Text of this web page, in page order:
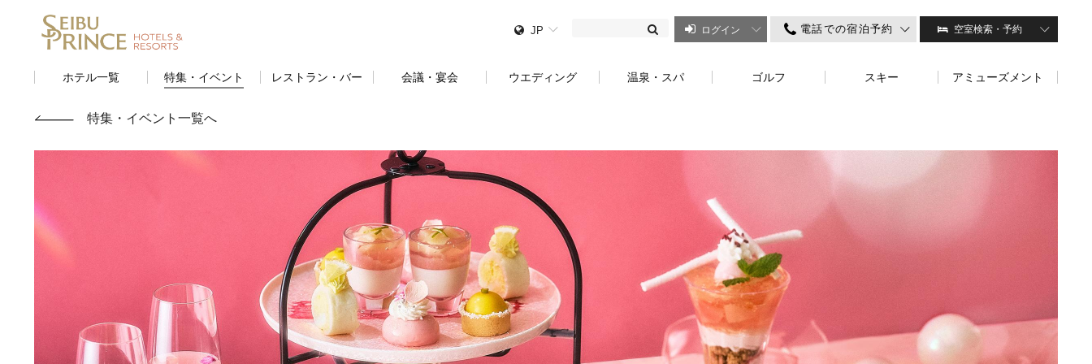
JP ログイン 電話での宿泊予約 空室検索・予約
ホテル一覧 特集・イベント レストラン・バー 会議・宴会 ウエディング 温泉・スパ ゴルフ スキー アミューズメント
特集・イベント一覧へ